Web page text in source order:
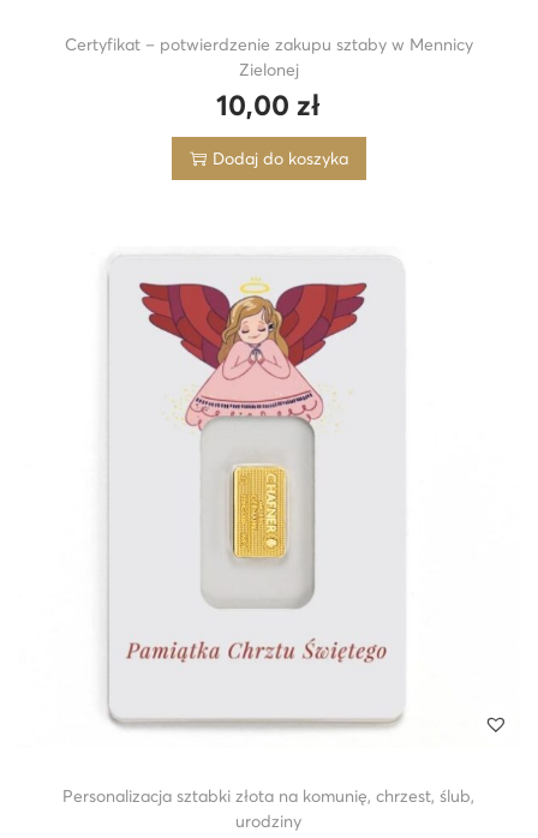
Certyfikat – potwierdzenie zakupu sztaby w Mennicy
Zielonej
10,00zł
Dodaj do koszyka
Personalizacja sztabki złota na komunię, chrzest, ślub,
urodziny